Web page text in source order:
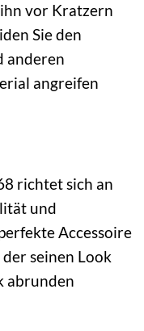
vor Kratzern
Sie den
anderen
angreifen
richtet sich an
und
Accessoire
seinen Look
abrunden